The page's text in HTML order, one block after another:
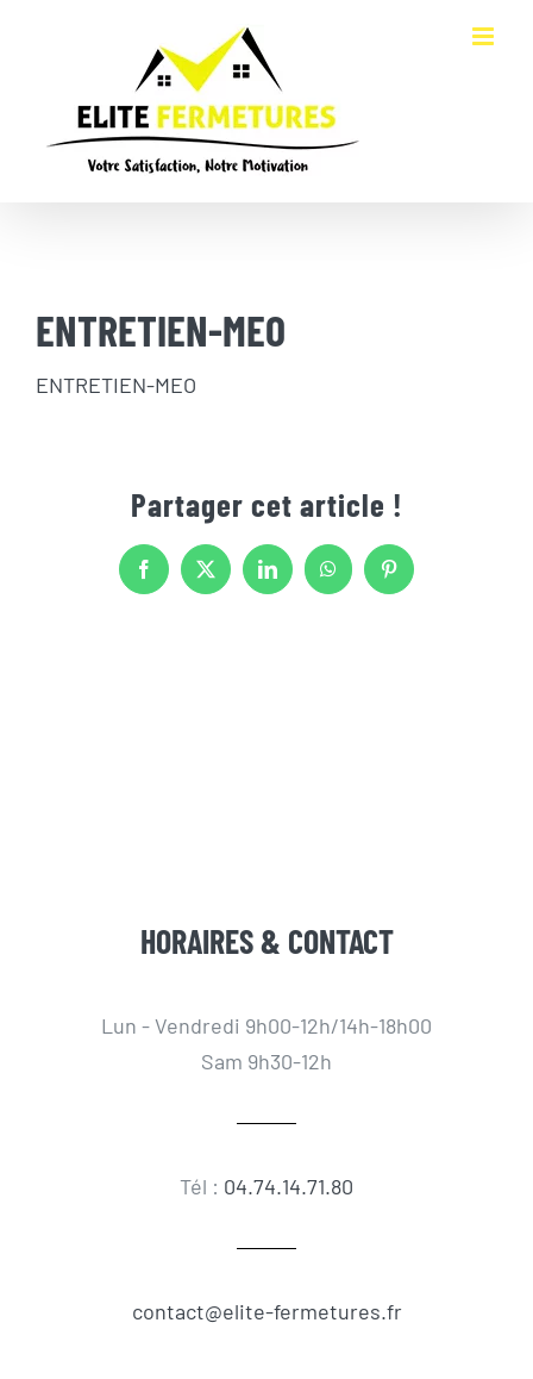
ENTRETIEN-MEO
ENTRETIEN-MEO
Partager cet article !
Facebook
X LinkedInWhatsAppPinterest
HORAIRES & CONTACT
Lun - Vendredi 9h00-12h/14h-18h00
Sam 9h30-12h
Tél : 04.74.14.71.80
contact@elite-fermetures.fr